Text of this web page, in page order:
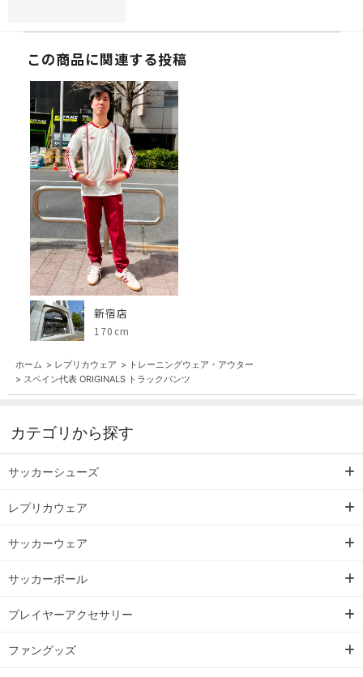
この商品に関連する投稿
新宿店
170cm
ホーム > レプリカウェア > トレーニングウェア・アウター
> スペイン代表 ORIGINALS トラックパンツ
カテゴリから探す
サッカーシューズ
レプリカウェア
サッカーウェア
サッカーボール
プレイヤーアクセサリー
ファングッズ